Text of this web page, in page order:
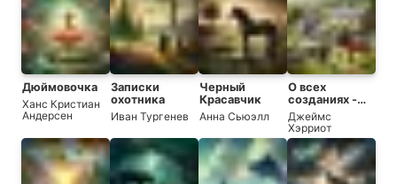
Дюймовочка
Ханс Кристиан
Андерсен
Записки
охотника
Иван Тургенев
Черный
Красавчик
Анна Сьюэлл
О всех
созданиях -
больших и
малых
Джеймс
Хэрриот